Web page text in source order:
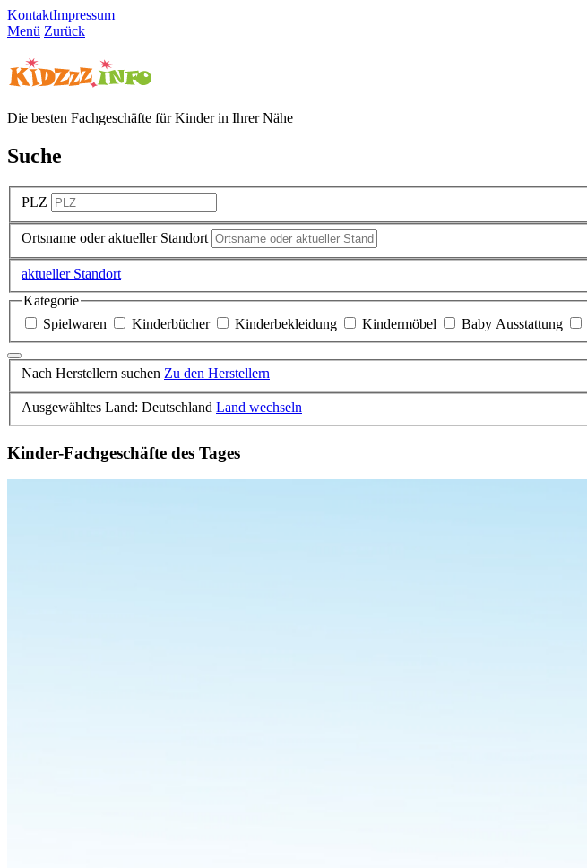
KontaktImpressum
Menü Zurück
Die besten Fachgeschäfte für Kinder in Ihrer Nähe
Suche
PLZ
Ortsname oder aktueller Standort
aktueller Standort
Kategorie
Spielwaren
Kinderbücher Kinderbekleidung Kindermöbel Baby Ausstattung
Nach Herstellern suchen Zu den Herstellern
Ausgewähltes Land: Deutschland Land wechseln
Kinder-Fachgeschäfte des Tages